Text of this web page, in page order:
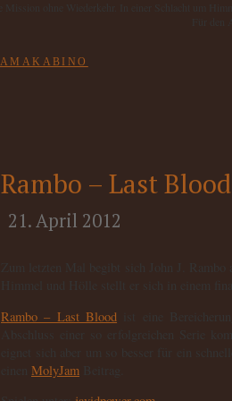
Rambo – Last Blood
21. April 2012
Rambo – Last Blood
MolyJam